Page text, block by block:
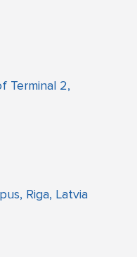
Terminal 2,
Riga, Latvia